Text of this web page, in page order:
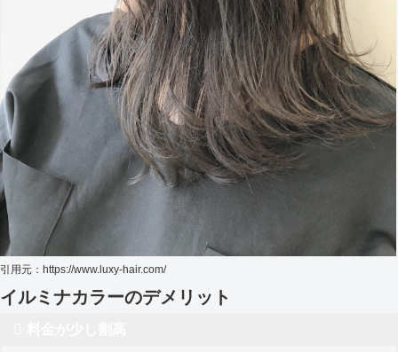
引用元：https://www.luxy-hair.com/
イルミナカラーのデメリット